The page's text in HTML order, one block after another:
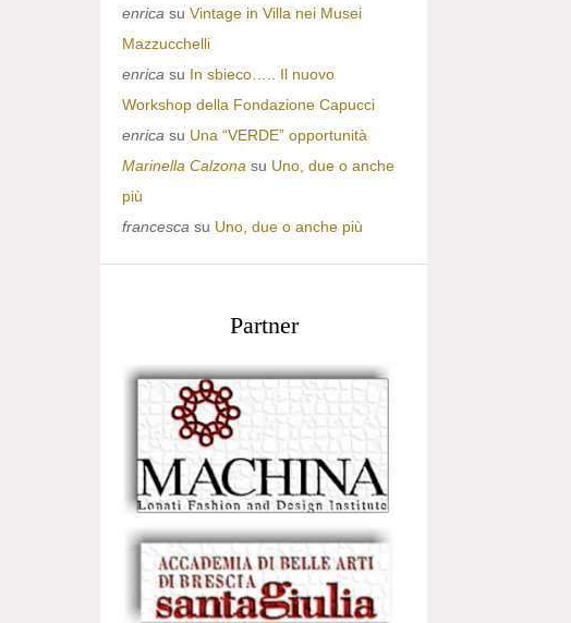
enrica su Vintage in Villa nei Musei
Mazzucchelli
enrica su In sbieco….. Il nuovo
Workshop della Fondazione Capucci
enrica su Una “VERDE” opportunità
Marinella Calzona su Uno, due o anche
più
francesca su Uno, due o anche più
Partner